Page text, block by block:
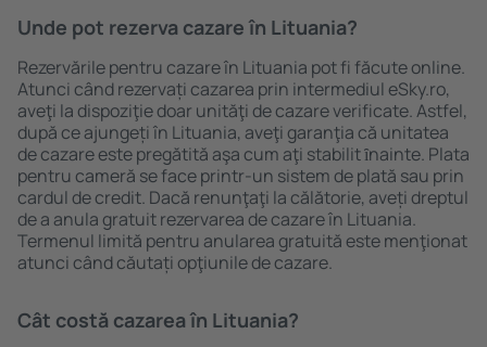
Unde pot rezerva cazare în Lituania?
Rezervările pentru cazare în Lituania pot fi făcute online.
Atunci când rezervați cazarea prin intermediul eSky.ro,
aveţi la dispoziţie doar unităţi de cazare verificate. Astfel,
după ce ajungeți în Lituania, aveţi garanţia că unitatea
de cazare este pregătită aşa cum aţi stabilit ȋnainte. Plata
pentru cameră se face printr-un sistem de plată sau prin
cardul de credit. Dacă renunţaţi la călătorie, aveți dreptul
de a anula gratuit rezervarea de cazare în Lituania.
Termenul limită pentru anularea gratuită este menţionat
atunci când căutați opţiunile de cazare.
Cât costă cazarea în Lituania?